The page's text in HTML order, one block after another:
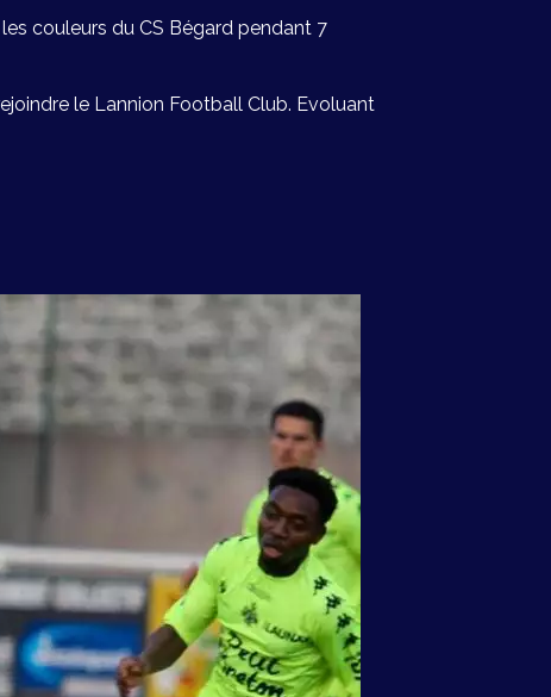
couleurs du CS Bégard pendant 7
le Lannion Football Club. Evoluant